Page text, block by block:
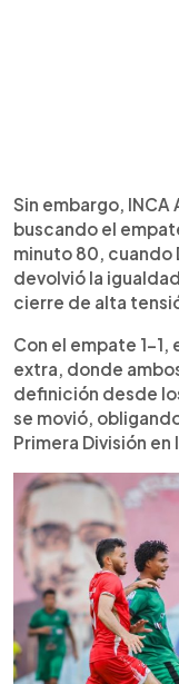
Sin embargo,
buscando el
minuto 80, cuando
devolvió la
cierre de alta
Con el empate 1-
extra, donde
definición desde
se movió,
Primera División